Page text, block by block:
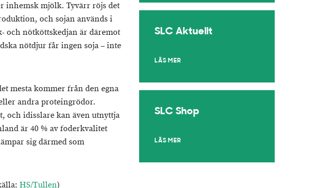
inhemsk mjölk. Tyvärr röjs det
och sojan används i
och nötköttskedjan är däremot
nötdjur får ingen soja – inte
mesta kommer från den egna
andra proteingrödor.
och idisslare kan även utnyttja
är 40 % av foderkvalitet
sig därmed som
HS/Tullen)
SLC Aktuellt
LÄS MER
SLC Shop
LÄS MER